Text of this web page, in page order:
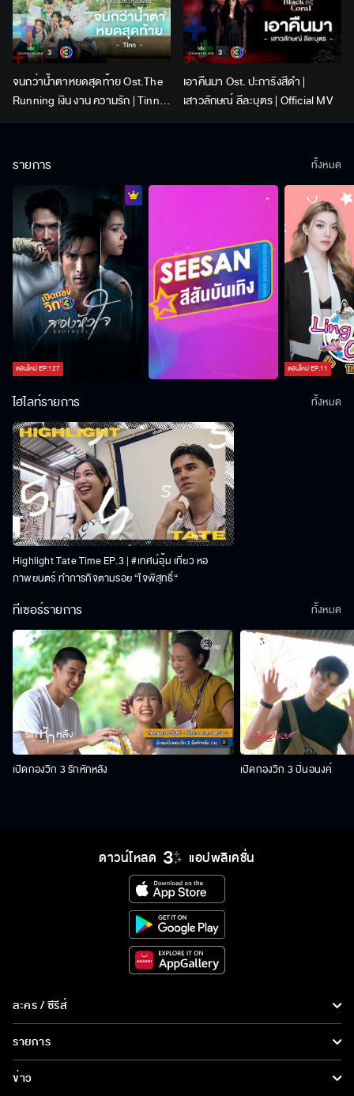
จนกว่าน้ำตาหยดสุดท้าย Ost.The
Running เงิน งาน ความรัก | Tinn |
เอาคืนมา Ost. ปะการังสีดำ |
เสาวลักษณ์ ลีละบุตร | Official MV
รายการ
ตอนใหม่EP.127 ตอนใหม่EP.11
ทั้งหมด
ไฮไลท์รายการ
Highlight Tate Time EP.3 | #เทศน์อุ้ม เที่ยว หอ
ภาพยนตร์ ทำภารกิจตามรอย “ใจพิสุทธิ์“
ทั้งหมด
ทีเซอร์รายการ
เปิดกองวิก 3 รักหักหลัง เปิดกองวิก 3 ปิ่นอนงค์
ทั้งหมด
ดาวน์โหลด แอปพลิเคชั่น
ละคร / ซีรีส์
ละคร/ซีรีส์
ซีรีส์นานาชาติ
รายการ
รายการทั้งหมด
ข่าว